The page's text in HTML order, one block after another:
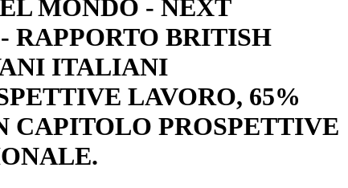
MONDO - NEXT
RAPPORTO BRITISH
ITALIANI
LAVORO, 65%
CAPITOLO PROSPETTIVE